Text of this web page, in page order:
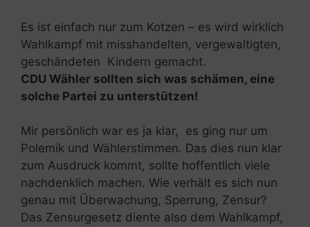
Es ist einfach nur zum Kotzen – es wird wirklich
Wahlkampf mit misshandelten, vergewaltigten,
geschändeten Kindern gemacht.
CDU Wähler sollten sich was schämen, eine
solche Partei zu unterstützen!
Mir persönlich war es ja klar, es ging nur um
Polemik und Wählerstimmen. Das dies nun klar
zum Ausdruck kommt, sollte hoffentlich viele
nachdenklich machen. Wie verhält es sich nun
genau mit Überwachung, Sperrung, Zensur?
Das Zensurgesetz diente also dem Wahlkampf,